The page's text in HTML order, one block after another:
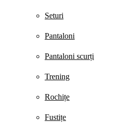
Seturi
Pantaloni
Pantaloni scurți
Trening
Rochițe
Fustițe